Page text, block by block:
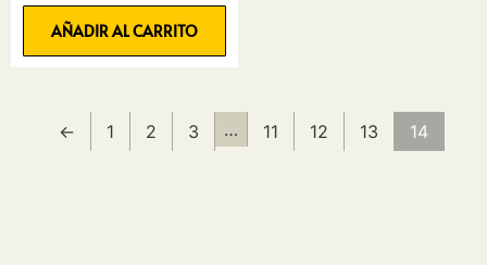
AÑADIR AL CARRITO
← 1 2 3 … 11 12 13 14